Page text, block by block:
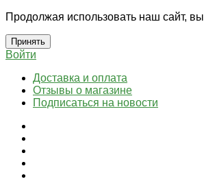
Продолжая использовать наш сайт, вы
Принять
Войти
Доставка и оплата
Отзывы о магазине
Подписаться на новости